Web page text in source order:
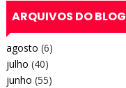
ARQUIVOS DO BLOG
agosto (6)
julho (40)
junho (55)